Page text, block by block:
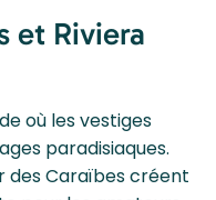
et Riviera
où les vestiges
paradisiaques.
des Caraïbes créent